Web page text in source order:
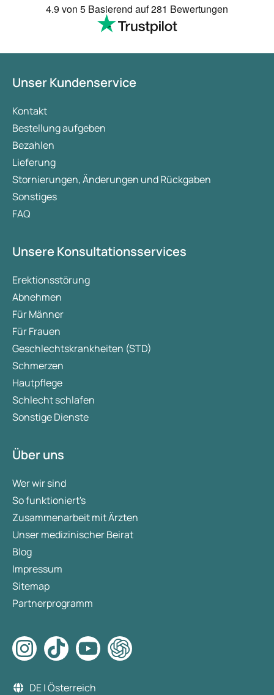
4.9 von 5 Basierend auf281 Bewertungen
Unser Kundenservice
Kontakt
Bestellung aufgeben
Bezahlen
Lieferung
Stornierungen, Änderungen und Rückgaben
Sonstiges
FAQ
Unsere Konsultationsservices
Erektionsstörung
Abnehmen
Für Männer
Für Frauen
Geschlechtskrankheiten (STD)
Schmerzen
Hautpflege
Schlecht schlafen
Sonstige Dienste
Über uns
Wer wir sind
So funktioniert's
Zusammenarbeit mit Ärzten
Unser medizinischer Beirat
Blog
Impressum
Sitemap
Partnerprogramm
DE | Österreich